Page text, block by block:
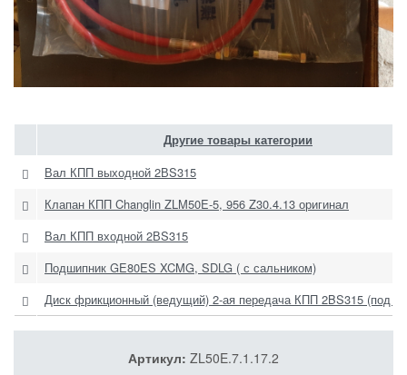
Другие товары категории
Вал КПП выходной 2ВS315
Клапан КПП Changlin ZLM50E-5, 956 Z30.4.13 оригинал
Вал КПП входной 2ВS315
Подшипник GE80ES XCMG, SDLG ( с сальником)
Диск фрикционный (ведущий) 2-ая передача КПП 2BS315 (под
Артикул: ZL50E.7.1.17.2